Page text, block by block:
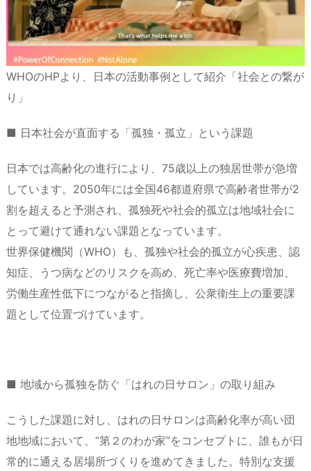
WHOのHPより、日本の活動事例として紹介「社会との繋が
り」
■ 日本社会が直面する「孤独・孤立」という課題
日本では高齢化の進行により、75歳以上の独居世帯が急増
しています。2050年には全国46都道府県で高齢者世帯が2
割を超えると予測され、孤独死や社会的孤立は地域社会に
とって避けて通れない課題となっています。
世界保健機関（WHO）も、孤独や社会的孤立が心疾患、認
知症、うつ病などのリスクを高め、死亡率や医療費増加、
労働生産性低下につながると指摘し、公衆衛生上の重要課
題として位置づけています。
■ 地域から孤独を防ぐ「はれの日サロン」の取り組み
こうした課題に対し、はれの日サロンは高齢化率が高い団
地地域において、“第２のわが家”をコンセプトに、誰もが日
常的に通える居場所づくりを進めてきました。特別な支援